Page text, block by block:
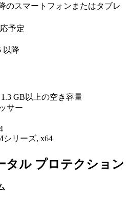
のスマートフォンまたはタブレ
予定
以降
GB以上の空き容量
サー
シリーズ, x64​
タル プロテクション